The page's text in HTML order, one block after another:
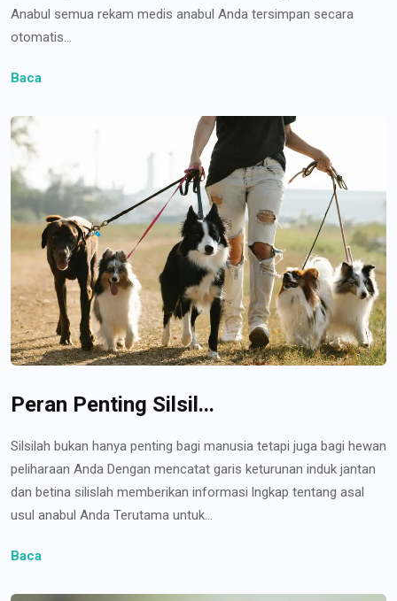
Anabul semua rekam medis anabul Anda tersimpan secara
otomatis...
Baca
Peran Penting Silsil...
Silsilah bukan hanya penting bagi manusia tetapi juga bagi hewan
peliharaan Anda Dengan mencatat garis keturunan induk jantan
dan betina silislah memberikan informasi lngkap tentang asal
usul anabul Anda Terutama untuk...
Baca